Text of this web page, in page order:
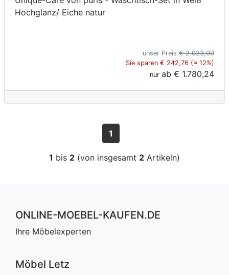
Hochglanz/ Eiche natur
unser Preis € 2.023,00
Sie sparen € 242,76 (≈ 12%)
nur ab € 1.780,24
1
1 bis 2 (von insgesamt 2 Artikeln)
ONLINE-MOEBEL-KAUFEN.DE
Ihre Möbelexperten
Möbel Letz